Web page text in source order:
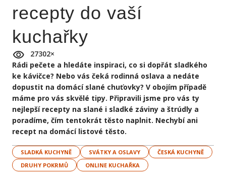
recepty do vaší
kuchařky
27302×
Rádi pečete a hledáte inspiraci, co si dopřát sladkého
ke kávičce? Nebo vás čeká rodinná oslava a nedáte
dopustit na domácí slané chuťovky? V obojím případě
máme pro vás skvělé tipy. Připravili jsme pro vás ty
nejlepší recepty na slané i sladké záviny a štrúdly a
poradíme, čím tentokrát těsto naplnit. Nechybí ani
recept na domácí listové těsto.
SLADKÁ KUCHYNĚ SVÁTKY A OSLAVY
ČESKÁ KUCHYNĚ
DRUHY POKRMŮ
ONLINE KUCHAŘKA